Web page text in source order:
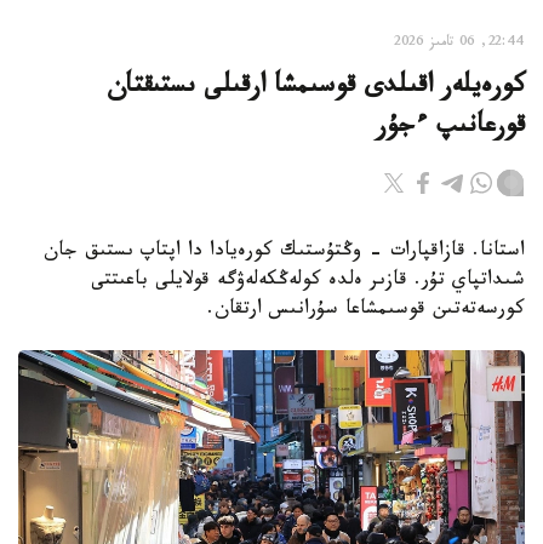
22:44, 06 تامىز 2026
كورەيلەر اقىلدى قوسىمشا ارقىلى ىستىقتان
قورعانىپ ءجۇر
استانا. قازاقپارات - وڭتۇستىك كورەيادا دا اپتاپ ىستىق جان
شىداتپاي تۇر. قازىر ەلدە كولەڭكەلەۋگە قولايلى باعىتتى
كورسەتەتىن قوسىمشاعا سۇرانىس ارتقان.